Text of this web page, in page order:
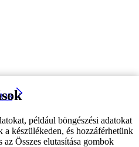
például böngészési adatokat
készülékeden, és hozzáférhetünk
az Összes elutasítása gombok